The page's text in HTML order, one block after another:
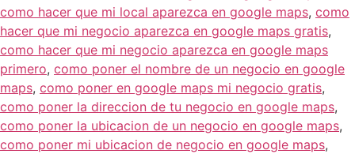
como hacer que mi local aparezca en google maps, como
hacer que mi negocio aparezca en google maps gratis,
como hacer que mi negocio aparezca en google maps
primero, como poner el nombre de un negocio en google
maps, como poner en google maps mi negocio gratis,
como poner la direccion de tu negocio en google maps,
como poner la ubicacion de un negocio en google maps,
como poner mi ubicacion de negocio en google maps,